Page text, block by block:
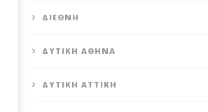
ΔΙΕΘΝΉ
ΔΥΤΙΚΉ ΑΘΉΝΑ
ΔΥΤΙΚΉ ΑΤΤΙΚΉ